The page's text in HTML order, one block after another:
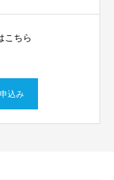
こちら
込み